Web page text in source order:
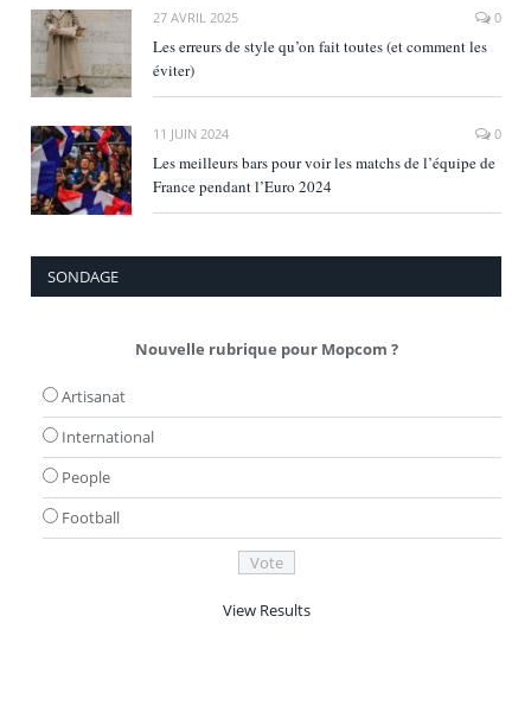
27 AVRIL 2025 0
Les erreurs de style qu’on fait toutes (et comment les
éviter)
11 JUIN 2024 0
Les meilleurs bars pour voir les matchs de l’équipe de
France pendant l’Euro 2024
SONDAGE
Nouvelle rubrique pour Mopcom ?
Artisanat
International
People
Football
View Results